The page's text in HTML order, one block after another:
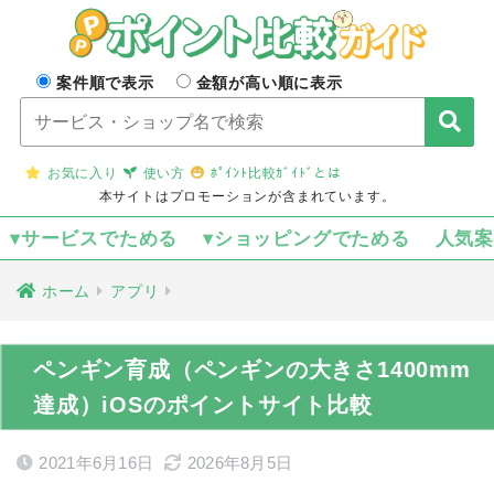
案件順で表示 金額が高い順に表示
お気に入り 使い方
ﾎﾟｲﾝﾄ比較ｶﾞｲﾄﾞとは
本サイトはプロモーションが含まれています。
▾サービスでためる ▾ショッピングでためる 人気
ホーム アプリ
ペンギン育成（ペンギンの大きさ1400mm
達成）iOSのポイントサイト比較
2021年6月16日 2026年8月5日